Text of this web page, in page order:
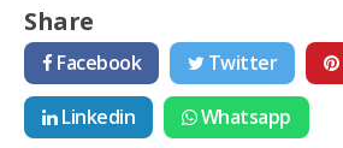
Share
Facebook Twitter
Linkedin Whatsapp